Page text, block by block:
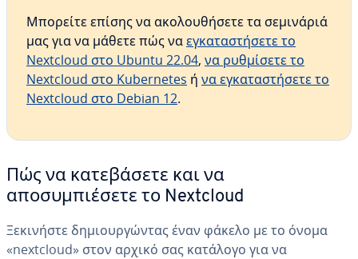
Μπορείτε επίσης να ακολουθήσετε τα σεμινάριά
μας για να μάθετε πώς ναεγκαταστήσετε το
Nextcloud στο Ubuntu 22.04, να ρυθμίσετε το
Nextcloud στο Kubernetes ή να εγκαταστήσετε το
Nextcloud στο Debian 12.
Πώς να κατεβάσετε και να
αποσυμπιέσετε το Nextcloud
Ξεκινήστε δημιουργώντας έναν φάκελο με το όνομα
«nextcloud» στον αρχικό σας κατάλογο για να